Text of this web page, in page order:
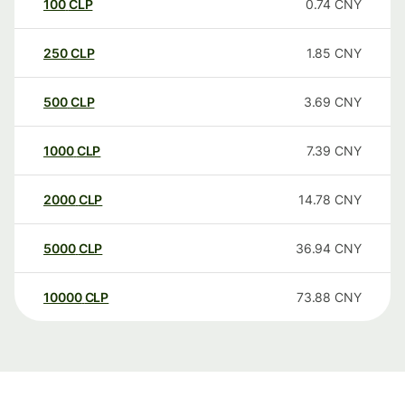
100CLP 0.74 CNY
250CLP 1.85 CNY
500CLP 3.69 CNY
1000CLP 7.39 CNY
2000CLP 14.78 CNY
5000CLP 36.94 CNY
10000 CLP 73.88 CNY